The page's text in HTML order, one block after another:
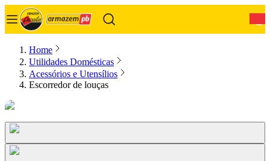
Home
Utilidades Domésticas
Acessórios e Utensílios
Escorredor de louças